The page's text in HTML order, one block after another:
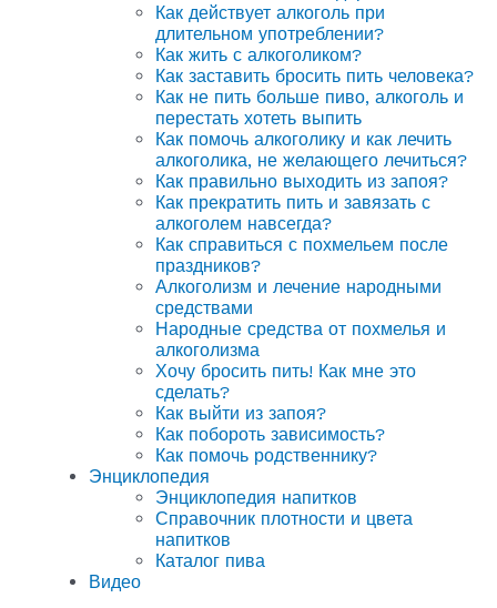
Как действует алкоголь при
длительном употреблении?
Как жить с алкоголиком?
Как заставить бросить пить человека?
Как не пить больше пиво, алкоголь и
перестать хотеть выпить
Как помочь алкоголику и как лечить
алкоголика, не желающего лечиться?
Как правильно выходить из запоя?
Как прекратить пить и завязать с
алкоголем навсегда?
Как справиться с похмельем после
праздников?
Алкоголизм и лечение народными
средствами
Народные средства от похмелья и
алкоголизма
Хочу бросить пить! Как мне это
сделать?
Как выйти из запоя?
Как побороть зависимость?
Как помочь родственнику?
Энциклопедия
Энциклопедия напитков
Справочник плотности и цвета
напитков
Каталог пива
Видео